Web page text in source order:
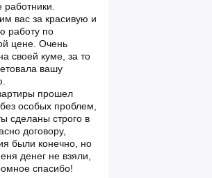
вас за красивую и
работу по
цене. Очень
своей куме, за то
вашу
прошел
особых проблем,
сделаны строго в
договору,
были конечно, но
денег не взяли,
спасибо!